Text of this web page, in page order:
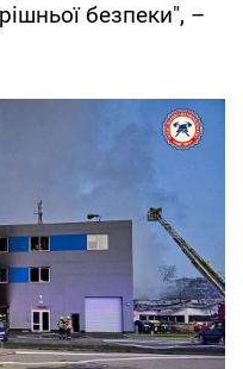
безпеки", –